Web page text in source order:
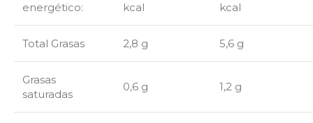
energético:
kcal
kcal
Total Grasas 2,8 g 5,6 g
Grasas
saturadas
0,6 g 1,2 g